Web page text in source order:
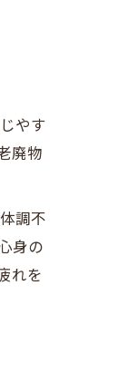
やす
廃物
調不
身の
れを